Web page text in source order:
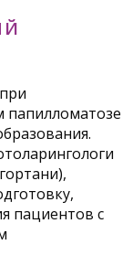
пациентов с